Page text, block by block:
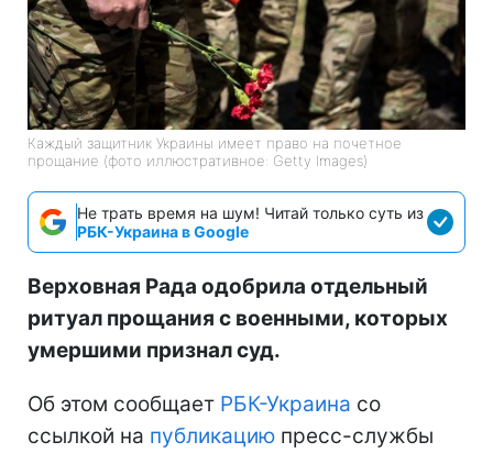
Каждый защитник Украины имеет право на почетное
прощание (фото иллюстративное: Getty Images)
Не трать время на шум! Читай только суть из
РБК-Украина в Google
Верховная Рада одобрила отдельный
ритуал прощания с военными, которых
умершими признал суд.
Об этом сообщает РБК-Украина со
ссылкой на публикацию пресс-службы